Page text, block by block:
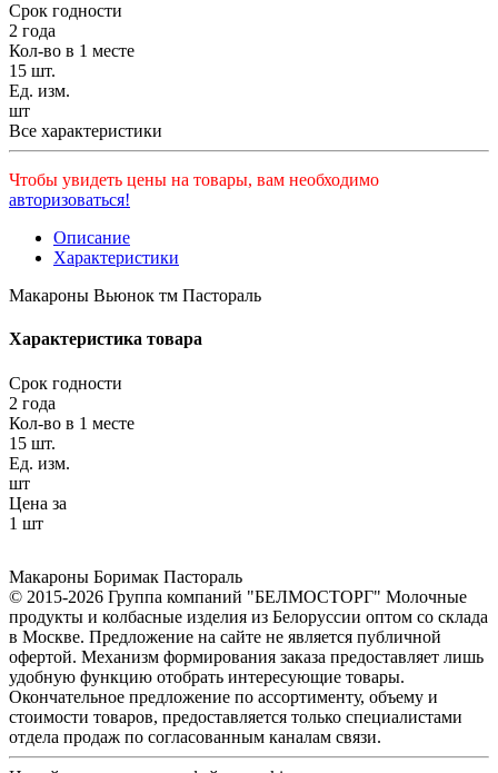
Срок годности
2 года
Кол-во в 1 месте
15 шт.
Ед. изм.
шт
Все характеристики
Чтобы увидеть цены на товары, вам необходимо
авторизоваться!
Описание
Характеристики
Макароны Вьюнок тм Пастораль
Характеристика товара
Срок годности
2 года
Кол-во в 1 месте
15 шт.
Ед. изм.
шт
Цена за
1 шт
Макароны Боримак Пастораль
© 2015-2026 Группа компаний "БЕЛМОСТОРГ" Молочные
продукты и колбасные изделия из Белоруссии оптом со склада
в Москве. Предложение на сайте не является публичной
офертой. Механизм формирования заказа предоставляет лишь
удобную функцию отобрать интересующие товары.
Окончательное предложение по ассортименту, объему и
стоимости товаров, предоставляется только специалистами
отдела продаж по согласованным каналам связи.